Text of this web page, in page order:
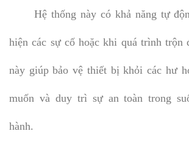
Hệ thống này có khả năng tự
hiện các sự cố hoặc khi quá trình trộn
này giúp bảo vệ thiết bị khỏi các hư
muốn và duy trì sự an toàn trong
hành.